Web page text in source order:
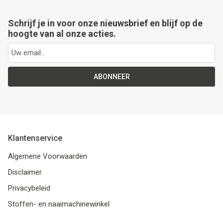
Schrijf je in voor onze nieuwsbrief en blijf op de
hoogte van al onze acties.
ABONNEER
Klantenservice
Algemene Voorwaarden
Disclaimer
Privacybeleid
Stoffen- en naaimachinewinkel